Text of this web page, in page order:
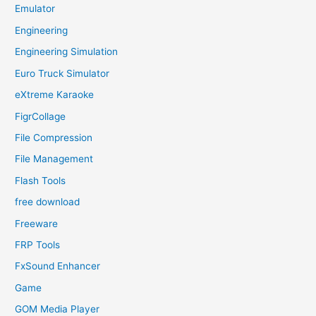
Emulator
Engineering
Engineering Simulation
Euro Truck Simulator
eXtreme Karaoke
FigrCollage
File Compression
File Management
Flash Tools
free download
Freeware
FRP Tools
FxSound Enhancer
Game
GOM Media Player